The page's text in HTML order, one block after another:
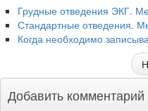
Грудные отведения ЭКГ.
Стандартные отведения.
Когда необходимо
Добавить комментарий